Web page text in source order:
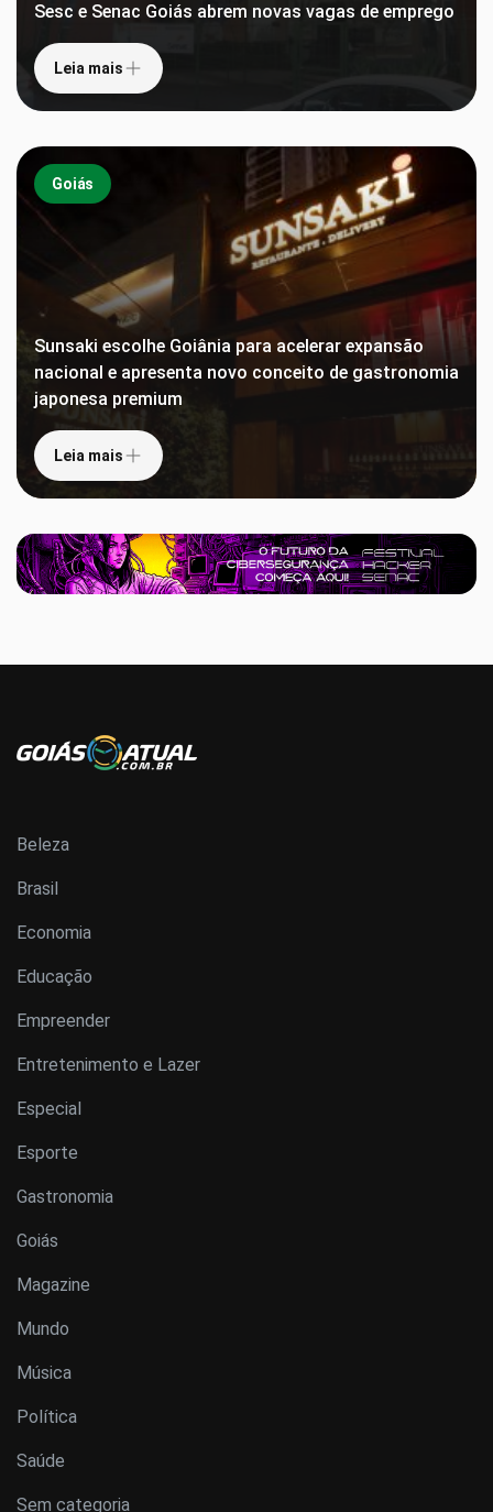
Sesc e Senac Goiás abrem novas vagas de emprego
Leia mais
Goiás
Sunsaki escolhe Goiânia para acelerar expansão
nacional e apresenta novo conceito de gastronomia
japonesa premium
Leia mais
Beleza
Brasil
Economia
Educação
Empreender
Entretenimento e Lazer
Especial
Esporte
Gastronomia
Goiás
Magazine
Mundo
Música
Política
Saúde
Sem categoria